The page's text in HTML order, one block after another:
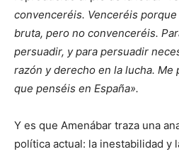
convenceréis. Venceréis
bruta, pero no convenceréis.
persuadir, y para persuadir
razón y derecho en la lucha.
que penséis en España».
Y es que Amenábar traza una
política actual: la inestabilidad y